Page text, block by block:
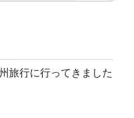
旅行に行ってきました